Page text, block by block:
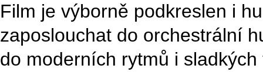
Film je výborně podkreslen i
zaposlouchat do orchestrální
do moderních rytmů i